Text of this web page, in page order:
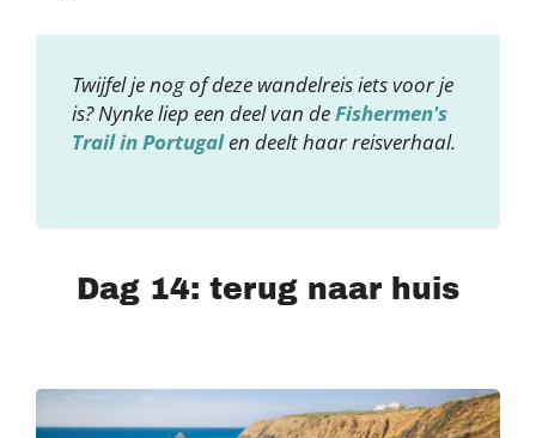
Twijfel je nog of deze wandelreis iets voor je
is? Nynke liep een deel van deFishermen's
Trail in Portugalen deelt haar reisverhaal.
Dag 14: terug naar huis